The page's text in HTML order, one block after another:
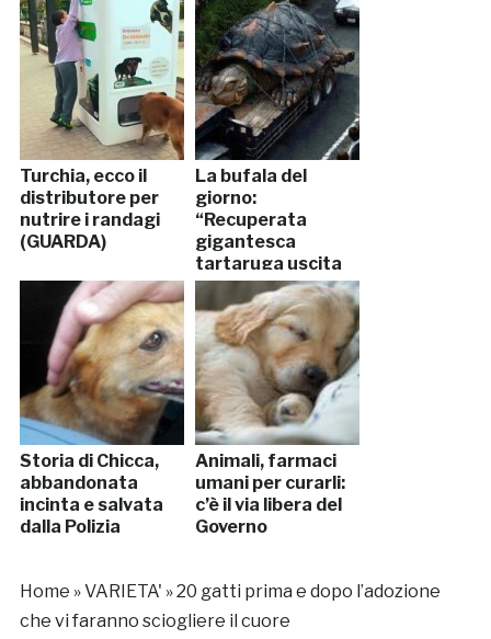
Turchia, ecco il
distributore per
nutrire i randagi
(GUARDA)
La bufala del
giorno:
“Recuperata
gigantesca
tartaruga uscita
dall’Etna”
Storia di Chicca,
abbandonata
incinta e salvata
dalla Polizia
Animali, farmaci
umani per curarli:
c’è il via libera del
Governo
Home »VARIETA' »20 gatti prima e dopo l’adozione
che vi faranno sciogliere il cuore